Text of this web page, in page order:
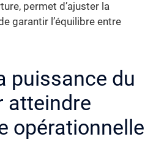
permet d’ajuster la
garantir l’équilibre entre
puissance du
atteindre
opérationnelle